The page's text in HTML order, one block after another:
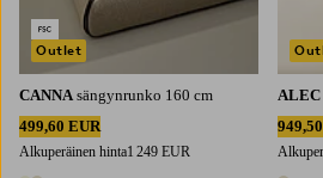
CANNA sängynrunko 160 cm
499,60 EUR
Alkuperäinen hinta1 249 EUR
Outlet
ALEC